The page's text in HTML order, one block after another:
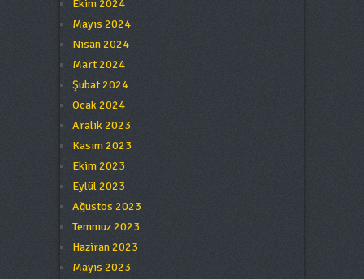
Ekim 2024
Mayıs 2024
Nisan 2024
Mart 2024
Şubat 2024
Ocak 2024
Aralık 2023
Kasım 2023
Ekim 2023
Eylül 2023
Ağustos 2023
Temmuz 2023
Haziran 2023
Mayıs 2023